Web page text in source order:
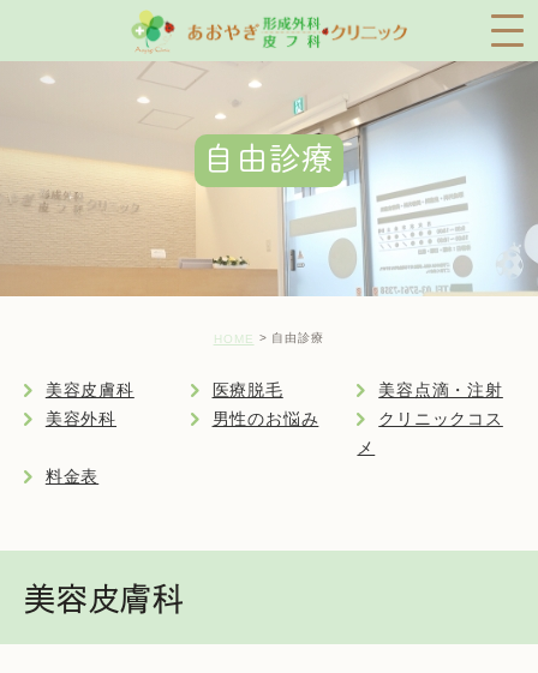
自由診療
HOME 自由診療
美容皮膚科 医療脱毛
美容点滴・注射
美容外科
男性のお悩み
クリニックコス
メ
料金表
美容皮膚科